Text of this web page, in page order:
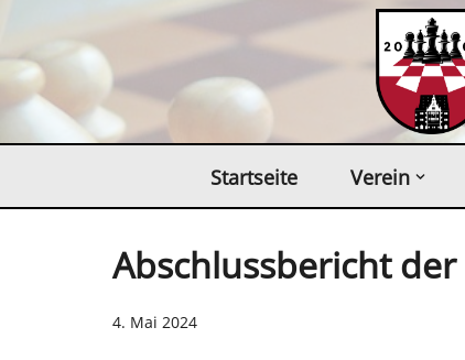
Zum
Inhalt
springen
Startseite Verein
Abschlussbericht
4. Mai 2024